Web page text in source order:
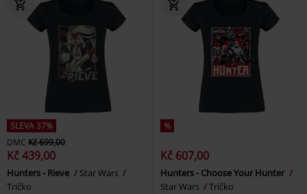
SLEVA 37%
DMC Kč 699,00
Kč 439,00
Hunters - Rieve
Star Wars
Tričko
%
Kč 607,00
Hunters - Choose Your Hunter
Star Wars
Tričko